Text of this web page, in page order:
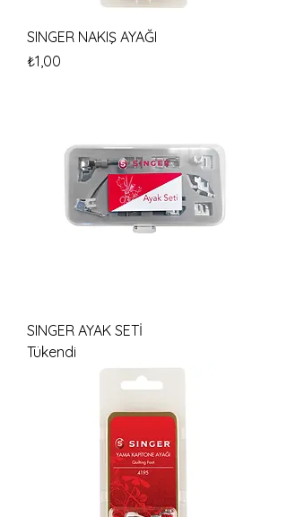
SINGER NAKIŞ AYAĞI
Fiyat
₺1,00
SINGER AYAK SETİ
Tükendi